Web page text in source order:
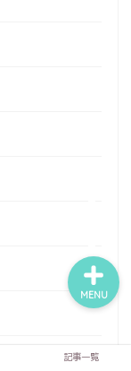
記事一覧
MENU